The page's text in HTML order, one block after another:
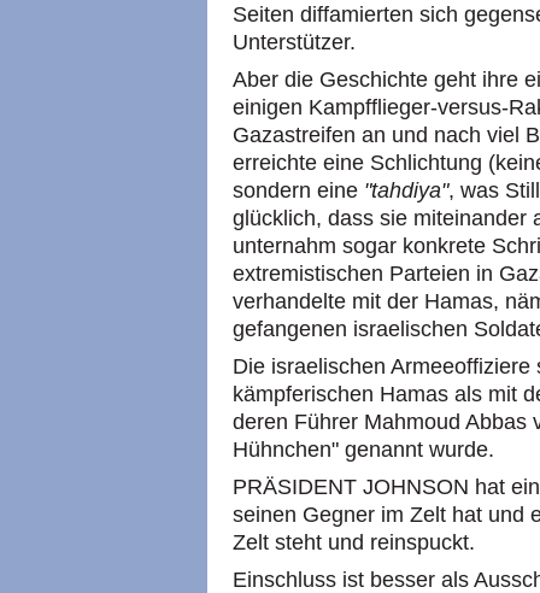
Seiten diffamierten sich
Unterstützer.
Aber die Geschichte geht ihre
einigen Kampfflieger-versus-
Gazastreifen an und nach viel
erreichte eine Schlichtung
sondern eine "tahdiya", was
glücklich, dass sie miteinander
unternahm sogar konkrete
extremistischen Parteien in
verhandelte mit der Hamas,
gefangenen israelischen
Die israelischen
kämpferischen Hamas als mit
deren Führer Mahmoud Abbas
Hühnchen" genannt wurde.
PRÄSIDENT JOHNSON hat
seinen Gegner im Zelt hat und
Zelt steht und reinspuckt.
Einschluss ist besser als